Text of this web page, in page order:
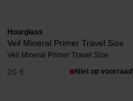
Hourglass
Veil Mineral Primer Travel Size
Veil Mineral Primer Travel Size
26 € Niet op voorraad